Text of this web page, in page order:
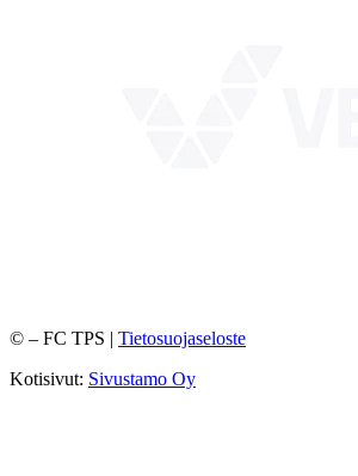
© – FC TPS | Tietosuojaseloste
Kotisivut: Sivustamo Oy